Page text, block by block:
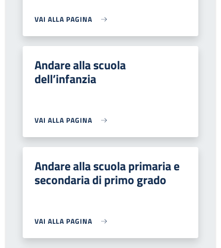
VAI ALLA PAGINA
Andare alla scuola
dell’infanzia
VAI ALLA PAGINA
Andare alla scuola primaria e
secondaria di primo grado
VAI ALLA PAGINA